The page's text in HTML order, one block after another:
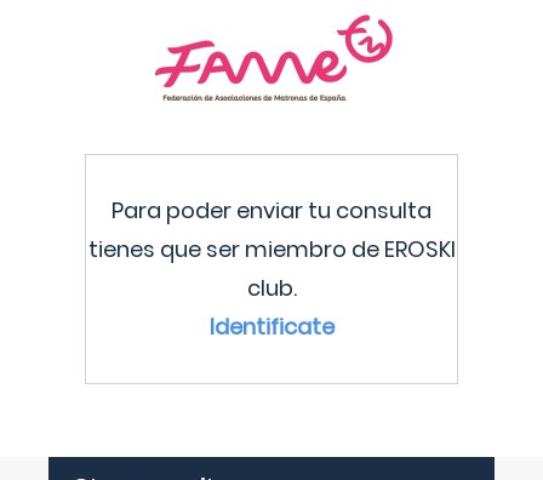
Para poder enviar tu consulta
tienes que ser miembro de EROSKI
club.
Identificate